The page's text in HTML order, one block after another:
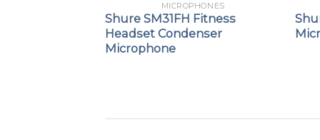
MICROPHONES
Shure SM31FH Fitness
Headset Condenser
Microphone